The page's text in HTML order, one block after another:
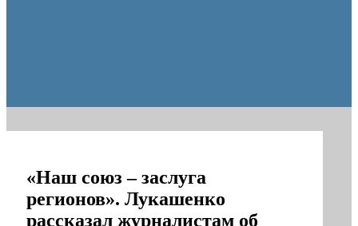
«Наш союз – заслуга
регионов». Лукашенко
рассказал журналистам об